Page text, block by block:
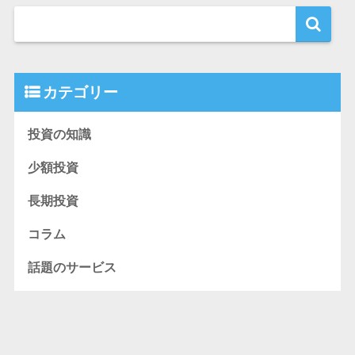
カテゴリー
投資の知識
少額投資
長期投資
コラム
話題のサービス